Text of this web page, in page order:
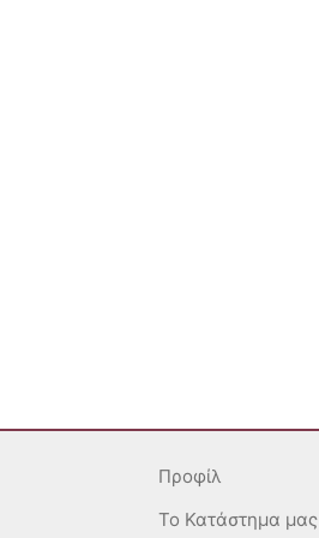
Προφίλ
To Κατάστημα μας